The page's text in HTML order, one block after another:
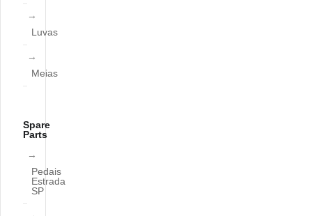
Luvas
Meias
Spare
Parts
Pedais
Estrada
SP